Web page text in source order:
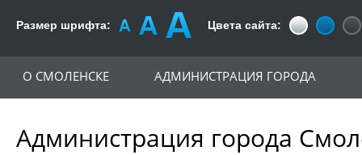
Размер шрифта: Цвета сайта:
Администрация города
О СМОЛЕНСКЕ АДМИНИСТРАЦИЯ ГОРОДА